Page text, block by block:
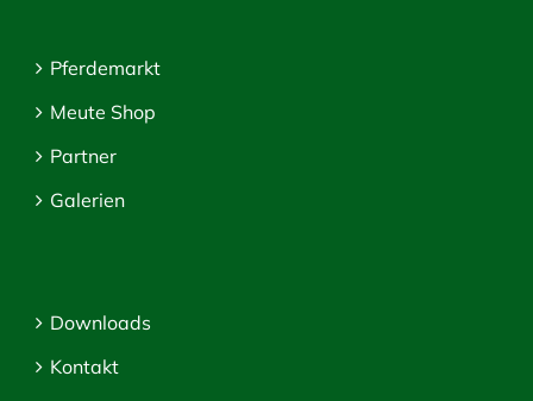
Pferdemarkt
Meute Shop
Partner
Galerien
Downloads
Kontakt